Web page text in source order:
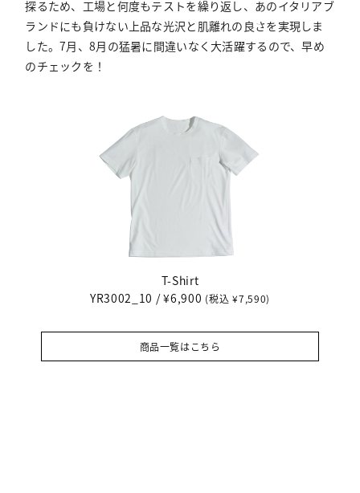
探るため、工場と何度もテストを繰り返し、あのイタリアブ
ランドにも負けない上品な光沢と肌離れの良さを実現しま
した。7月、8月の猛暑に間違いなく大活躍するので、早め
のチェックを！
T-Shirt
YR3002_10 / ¥6,900 (税込 ¥7,590)
商品一覧はこちら